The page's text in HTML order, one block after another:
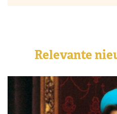
Relevante